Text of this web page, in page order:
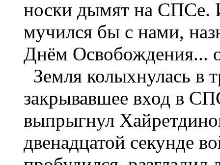
носки дымят на СПСе.
мучился бы с нами,
Днём Освобождения...
Земля колыхнулась в
закрывавшее вход в
выпрыгнул
двенадцатой секунде